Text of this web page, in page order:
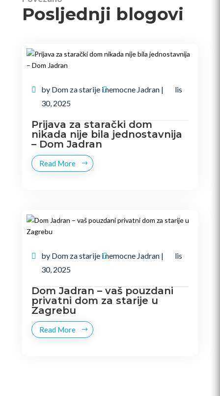
Posljednji blogovi
Prijava za starački dom
nikada nije bila jednostavnija
– Dom Jadran
by Dom za starije i nemocne Jadran|
lis
30, 2025
Read More
Dom Jadran – vaš pouzdani
privatni dom za starije u
Zagrebu
by Dom za starije i nemocne Jadran|
lis
30, 2025
Read More